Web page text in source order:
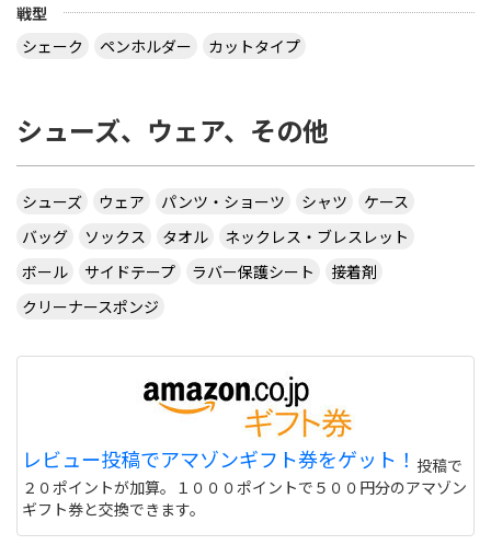
戦型
シェーク
ペンホルダー カットタイプ
シューズ、ウェア、その他
シューズ ウェア パンツ・ショーツ シャツ
ケース
バッグ
ソックス タオル
ネックレス・ブレスレット
ボール
サイドテープ ラバー保護シート
接着剤
クリーナースポンジ
レビュー投稿でアマゾンギフト券をゲット！ 投稿で
２０ポイントが加算。１０００ポイントで５００円分のアマゾン
ギフト券と交換できます。